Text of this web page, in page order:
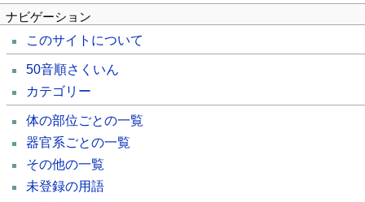
ナビゲーション
このサイトについて
50音順さくいん
カテゴリー
体の部位ごとの一覧
器官系ごとの一覧
その他の一覧
未登録の用語